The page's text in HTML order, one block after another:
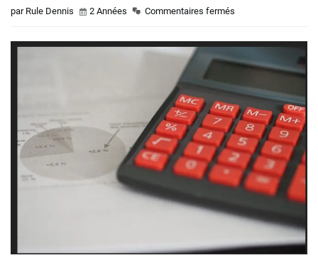
par Rule Dennis 2 Années Commentaires fermés